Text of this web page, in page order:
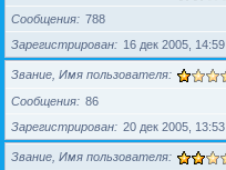
Сообщения
788
Зарегистрирован
16 дек 2005, 14:59
Звание, Имя пользователя
Сообщения
86
Зарегистрирован
20 дек 2005, 13:53
Звание, Имя пользователя